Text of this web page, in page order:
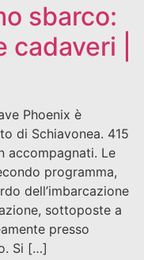
sbarco:
|
Phoenix è
di Schiavonea. 415
accompagnati. Le
programma,
dell’imbarcazione
sottoposte a
presso
Si […]